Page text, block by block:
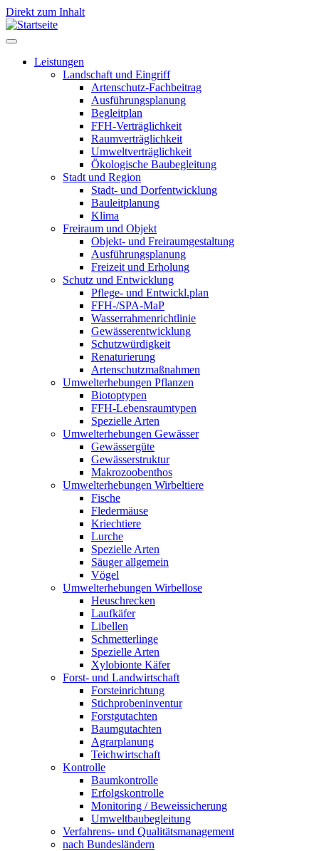
Direkt zum Inhalt
Leistungen
Leistungen
Landschaft und Eingriff
Artenschutz-Fachbeitrag
Ausführungsplanung
Begleitplan
FFH-Verträglichkeit
Raumverträglichkeit
Umweltverträglichkeit
Ökologische Baubegleitung
Stadt und Region
Stadt- und Dorfentwicklung
Bauleitplanung
Klima
Freiraum und Objekt
Objekt- und Freiraumgestaltung
Ausführungsplanung
Freizeit und Erholung
Schutz und Entwicklung
Pflege- und Entwickl.plan
FFH-/SPA-MaP
Wasserrahmenrichtlinie
Gewässerentwicklung
Schutzwürdigkeit
Renaturierung
Artenschutzmaßnahmen
Umwelterhebungen Pflanzen
Biotoptypen
FFH-Lebensraumtypen
Spezielle Arten
Umwelterhebungen Gewässer
Gewässergüte
Gewässerstruktur
Makrozoobenthos
Umwelterhebungen Wirbeltiere
Fische
Fledermäuse
Kriechtiere
Lurche
Spezielle Arten
Säuger allgemein
Vögel
Umwelterhebungen Wirbellose
Heuschrecken
Laufkäfer
Libellen
Schmetterlinge
Spezielle Arten
Xylobionte Käfer
Forst- und Landwirtschaft
Forsteinrichtung
Stichprobeninventur
Forstgutachten
Baumgutachten
Agrarplanung
Teichwirtschaft
Kontrolle
Baumkontrolle
Erfolgskontrolle
Monitoring / Beweissicherung
Umweltbaubegleitung
Verfahrens- und Qualitätsmanagement
nach Bundesländern